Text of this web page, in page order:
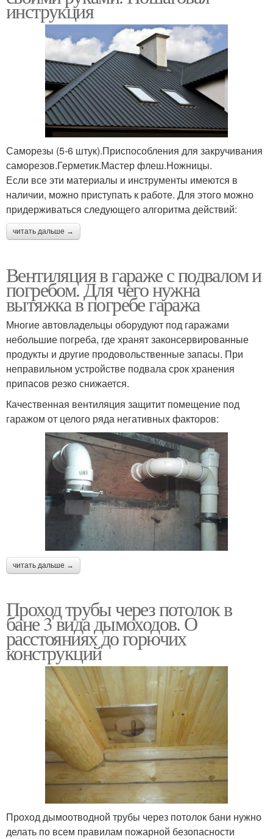
инструкция
Саморезы (5-6 штук).Приспособления для закручивания
саморезов.Герметик.Мастер флеш.Ножницы.
Если все эти материалы и инструменты имеются в
наличии, можно приступать к работе. Для этого можно
придерживаться следующего алгоритма действий:
читать дальше →
Вентиляция в гараже с подвалом и
погребом. Для чего нужна
вытяжка в погребе гаража
Многие автовладельцы оборудуют под гаражами
небольшие погреба, где хранят законсервированные
продукты и другие продовольственные запасы. При
неправильном устройстве подвала срок хранения
припасов резко снижается.
Качественная вентиляция защитит помещение под
гаражом от целого ряда негативных факторов:
читать дальше →
Проход трубы через потолок в
бане 3 вида дымоходов. О
расстояниях до горючих
конструкций
Проход дымоотводной трубы через потолок бани нужно
делать по всем правилам пожарной безопасности